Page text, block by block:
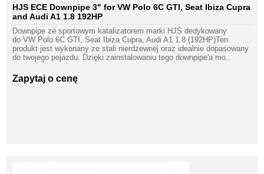
HJS ECE Downpipe 3" for VW Polo 6C GTI, Seat Ibiza Cupra
and Audi A1 1.8 192HP
Downpipe ze sportowym katalizatorem marki HJS dedykowany
do VW Polo 6C GTI, Seat Ibiza Cupra, Audi A1 1.8 (192HP)Ten
produkt jest wykonany ze stali nierdzewnej oraz idealnie dopasowany
do twojego pojazdu. Dzięki zainstalowaniu tego downpipe'a mo..
Zapytaj o cenę